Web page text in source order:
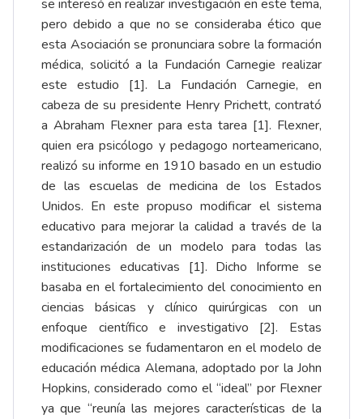
se interesó en realizar investigación en este tema,
pero debido a que no se consideraba ético que
esta Asociación se pronunciara sobre la formación
médica, solicitó a la Fundación Carnegie realizar
este estudio [1]. La Fundación Carnegie, en
cabeza de su presidente Henry Prichett, contrató
a Abraham Flexner para esta tarea [1]. Flexner,
quien era psicólogo y pedagogo norteamericano,
realizó su informe en 1910 basado en un estudio
de las escuelas de medicina de los Estados
Unidos. En este propuso modificar el sistema
educativo para mejorar la calidad a través de la
estandarización de un modelo para todas las
instituciones educativas [1]. Dicho Informe se
basaba en el fortalecimiento del conocimiento en
ciencias básicas y clínico quirúrgicas con un
enfoque científico e investigativo [2]. Estas
modificaciones se fudamentaron en el modelo de
educación médica Alemana, adoptado por la John
Hopkins, considerado como el “ideal” por Flexner
ya que “reunía las mejores características de la